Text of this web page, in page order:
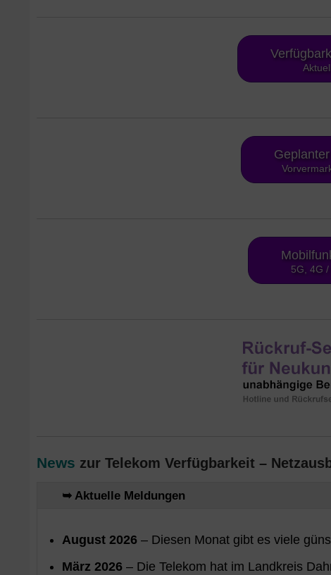
5G, 4G
News zur Telekom Verfügbarkeit –
➥ Aktuelle Meldungen
August 2026 – Diesen Monat gibt es viele
März 2026 – Die Telekom hat im Landkreis